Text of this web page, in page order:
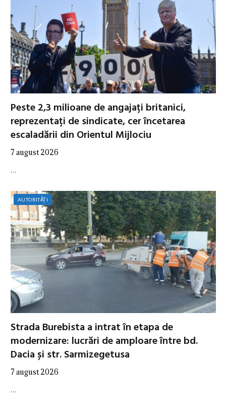
Peste 2,3 milioane de angajați britanici,
reprezentați de sindicate, cer încetarea
escaladării din Orientul Mijlociu
7 august 2026
…
AUTORITĂȚI
Strada Burebista a intrat în etapa de
modernizare: lucrări de amploare între bd.
Dacia și str. Sarmizegetusa
7 august 2026
…